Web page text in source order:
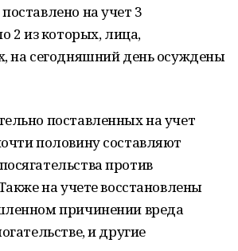
на учет 3
2 из которых, лица,
на сегодняшний день осуждены
поставленных на учет
половину составляют
против
на учете восстановлены
причинении вреда
и другие